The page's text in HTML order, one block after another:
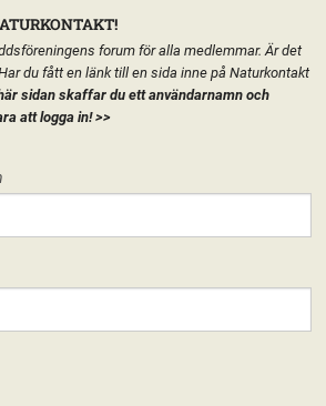
NATURSKYDDSFÖRENINGEN I NORDANSTIG
forum för alla medlemmar. Är det
du fått en länk till en sida inne på Naturkontakt
sidan skaffar du ett användarnamn och
att logga in!>>